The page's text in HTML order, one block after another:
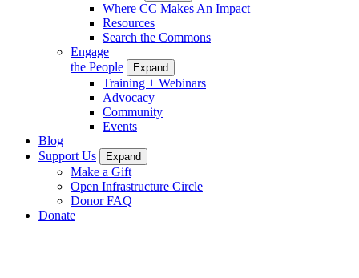
Where CC Makes An Impact
Resources
Search the Commons
Engage
the People
Expand
Training + Webinars
Advocacy
Community
Events
Blog
Support Us
Expand
Make a Gift
Open Infrastructure Circle
Donor FAQ
Donate